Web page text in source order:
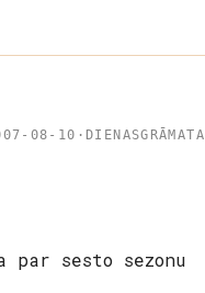
08-10 · DIENASGRĀMATA
sesto sezonu